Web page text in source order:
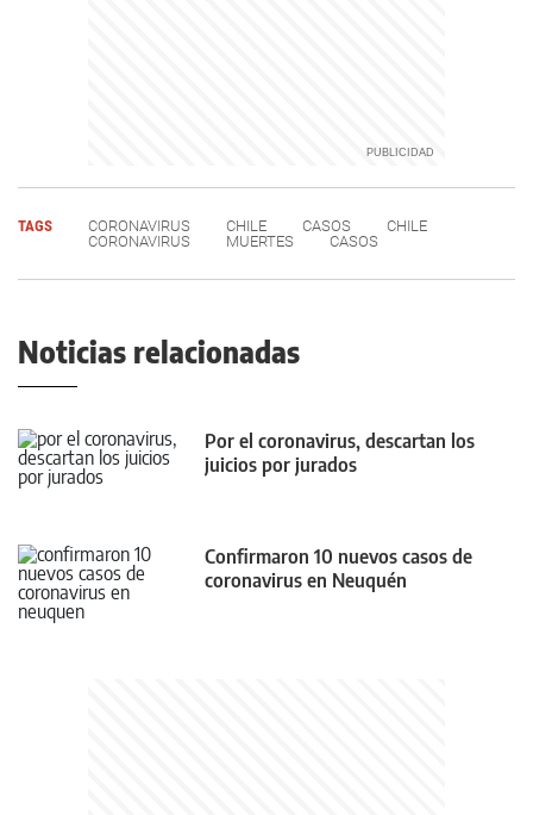
TAGS CORONAVIRUS CHILE CASOS
CHILE
CORONAVIRUS
MUERTES CASOS
Noticias relacionadas
Por el coronavirus, descartan los
juicios por jurados
Confirmaron 10 nuevos casos de
coronavirus en Neuquén